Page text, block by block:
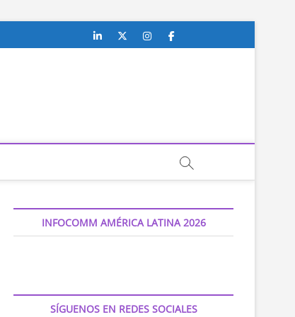
Linkedin
TwitterInstagram
Facebook
INFOCOMM AMÉRICA LATINA 2026
SÍGUENOS EN REDES SOCIALES